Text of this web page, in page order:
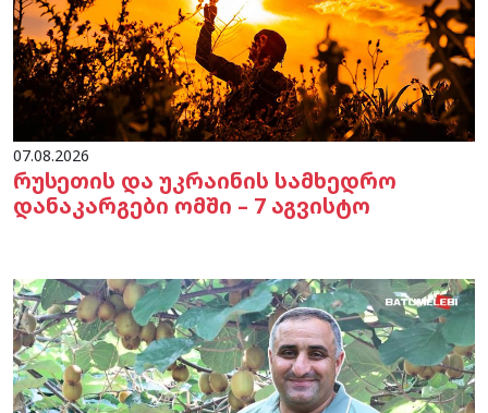
07.08.2026
რუსეთის და უკრაინის სამხედრო
დანაკარგები ომში – 7 აგვისტო